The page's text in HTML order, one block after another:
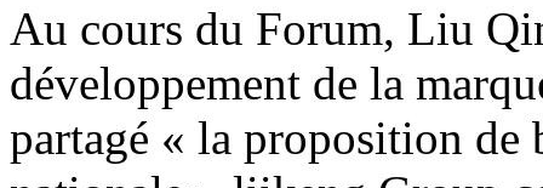
Au cours du Forum, Liu
développement de la
partagé « la proposition de